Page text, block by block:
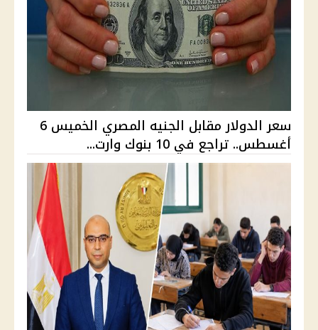
سعر الدولار مقابل الجنيه المصري الخميس 6
أغسطس.. تراجع في 10 بنوك وارت...